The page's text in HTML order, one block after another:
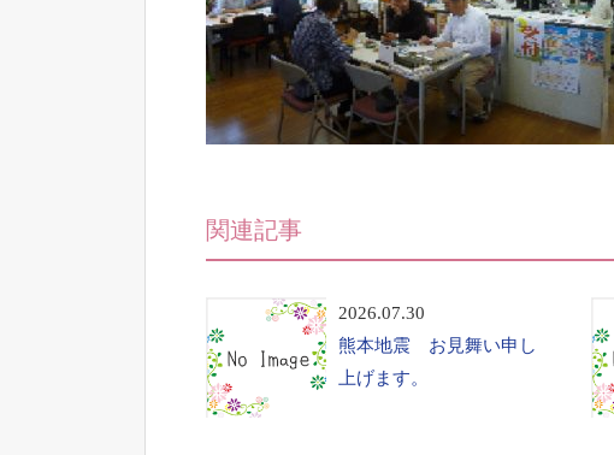
関連記事
2026.07.30
熊本地震 お見舞い申し
上げます。